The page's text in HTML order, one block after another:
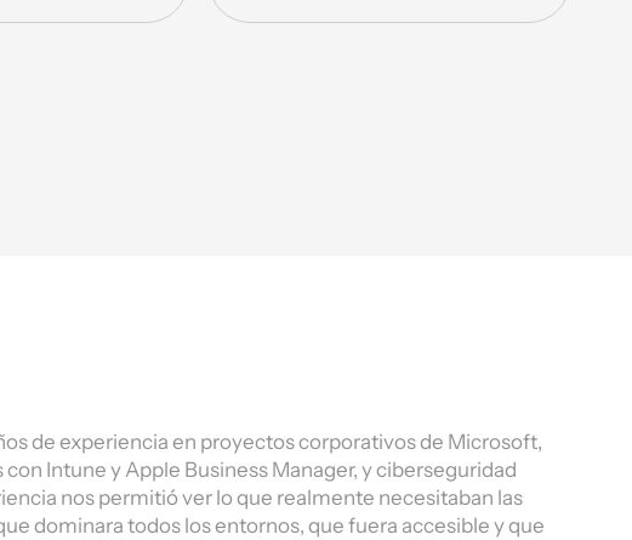
de experiencia en proyectos corporativos de Microsoft,
Intune y Apple Business Manager, y ciberseguridad
nos permitió ver lo que realmente necesitaban las
dominara todos los entornos, que fuera accesible y que